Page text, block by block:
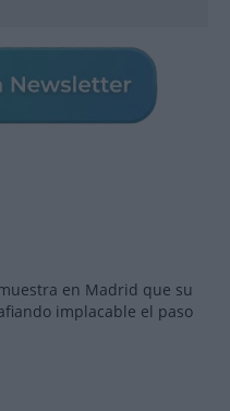
en Madrid que su
implacable el paso